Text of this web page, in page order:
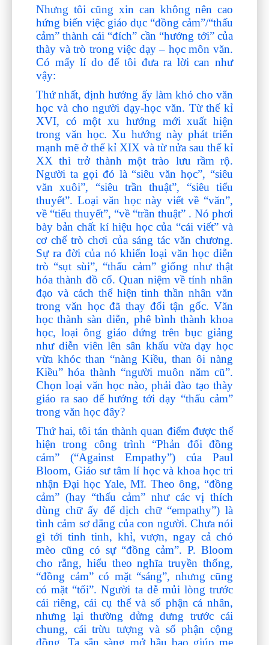
Nhưng tôi cũng xin can không nên cao
hứng biến việc giáo dục “đồng cảm”/“thấu
cảm” thành cái “đích” cần “hướng tới” của
thày và trò trong việc dạy – học môn văn.
Có mấy lí do để tôi đưa ra lời can như
vậy:
Thứ nhất, định hướng ấy làm khó cho văn
học và cho người dạy-học văn. Từ thế kỉ
XVI, có một xu hướng mới xuất hiện
trong văn học. Xu hướng này phát triển
mạnh mẽ ở thế kỉ XIX và từ nửa sau thế kỉ
XX thì trở thành một trào lưu rầm rộ.
Người ta gọi đó là “siêu văn học”, “siêu
văn xuôi”, “siêu trần thuật”, “siêu tiểu
thuyết”. Loại văn học này viết về “văn”,
về “tiểu thuyết”, “về “trần thuật” . Nó phơi
bày bản chất kí hiệu học của “cái viết” và
cơ chế trò chơi của sáng tác văn chương.
Sự ra đời của nó khiến loại văn học diễn
trò “sụt sùi”, “thấu cảm” giống như thật
hóa thành đồ cổ. Quan niệm về tính nhân
đạo và cách thể hiện tinh thần nhân văn
trong văn học đã thay đổi tận gốc. Văn
học thành sàn diễn, phê bình thành khoa
học, loại ông giáo đứng trên bục giảng
như diễn viên lên sân khấu vừa dạy học
vừa khóc than “nàng Kiều, than ôi nàng
Kiều” hóa thành “người muôn năm cũ”.
Chọn loại văn học nào, phải đào tạo thày
giáo ra sao để hướng tới dạy “thấu cảm”
trong văn học đây?
Thứ hai, tôi tán thành quan điểm được thể
hiện trong công trình “Phản đối đồng
cảm” (“Against Empathy”) của Paul
Bloom, Giáo sư tâm lí học và khoa học tri
nhận Đại học Yale, Mĩ. Theo ông, “đồng
cảm” (hay “thấu cảm” như các vị thích
dùng chữ ấy để dịch chữ “empathy”) là
tình cảm sơ đẳng của con người. Chưa nói
gì tới tinh tinh, khỉ, vượn, ngay cả chó
mèo cũng có sự “đồng cảm”. P. Bloom
cho rằng, hiểu theo nghĩa truyền thống,
“đồng cảm” có mặt “sáng”, nhưng cũng
có mặt “tối”. Người ta dễ mủi lòng trước
cái riêng, cái cụ thể và số phận cá nhân,
nhưng lại thường dửng dưng trước cái
chung, cái trừu tượng và số phận cộng
đồng. Ta sẵn sàng mở hầu bao giúp mẹ